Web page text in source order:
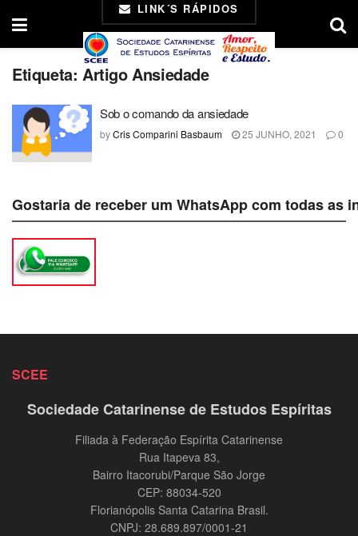
LINK´S RÁPIDOS
Etiqueta: Artigo Ansiedade
Sob o comando da ansiedade
byCris Comparini Basbaum 25 JUNHO, 2021 0
Gostaria de receber um WhatsApp com todas
SCEE
Sociedade Catarinense de Estudos Espíritas
Filiada à Federação Espírita Catarinense
Rua Itapeva 83,
Bairro Itacorubi/Parque São Jorge
CEP: 88034-520
Florianópolis Santa Catarina Brasil.
CNPJ: 28.689.897/0001-21